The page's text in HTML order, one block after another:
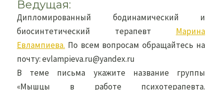
Ведущая:
Дипломированный бодинамический и
биосинтетический терапевт Марина
Евлампиева. По всем вопросам обращайтесь на
почту: evlampieva.ru@yandex.ru
В теме письма укажите название группы
«Мышцы в работе психотерапевта.